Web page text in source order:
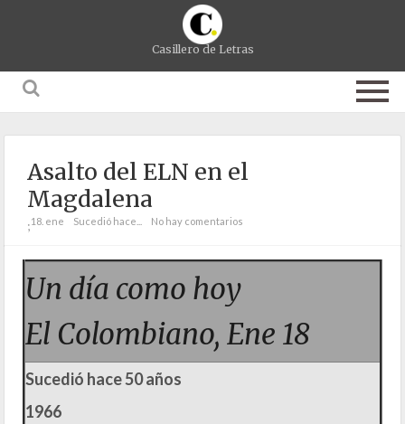
Casillero de Letras
Asalto del ELN en el
Magdalena
;18. ene Sucedió hace... No hay comentarios
Un día como hoy
El Colombiano, Ene 18
Sucedió hace 50 años
1966